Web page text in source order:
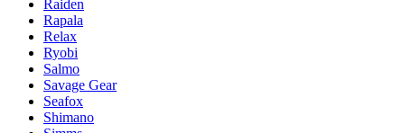
Raiden
Rapala
Relax
Ryobi
Salmo
Savage Gear
Seafox
Shimano